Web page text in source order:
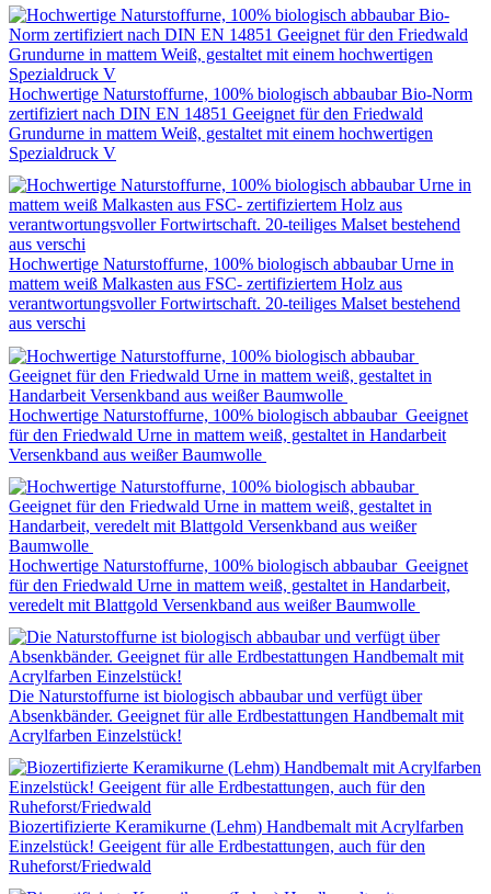
Hochwertige Naturstoffurne, 100% biologisch abbaubar Bio-Norm
zertifiziert nach DIN EN 14851 Geeignet für den Friedwald
Grundurne in mattem Weiß, gestaltet mit einem hochwertigen
Spezialdruck V
Hochwertige Naturstoffurne, 100% biologisch abbaubar Urne in
mattem weiß Malkasten aus FSC- zertifiziertem Holz aus
verantwortungsvoller Fortwirtschaft. 20-teiliges Malset bestehend
aus verschi
Hochwertige Naturstoffurne, 100% biologisch abbaubar Geeignet
für den Friedwald Urne in mattem weiß, gestaltet in Handarbeit
Versenkband aus weißer Baumwolle
Hochwertige Naturstoffurne, 100% biologisch abbaubar Geeignet
für den Friedwald Urne in mattem weiß, gestaltet in Handarbeit,
veredelt mit Blattgold Versenkband aus weißer Baumwolle
Die Naturstoffurne ist biologisch abbaubar und verfügt über
Absenkbänder. Geeignet für alle Erdbestattungen Handbemalt mit
Acrylfarben Einzelstück!
Biozertifizierte Keramikurne (Lehm) Handbemalt mit Acrylfarben
Einzelstück! Geeigent für alle Erdbestattungen, auch für den
Ruheforst/Friedwald